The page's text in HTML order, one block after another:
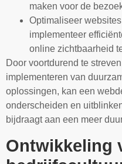
maken voor de
Optimaliseer
implementeer
online zichtbaarheid
Door voortdurend te
implementeren van
oplossingen, kan een
onderscheiden en
bijdraagt aan een meer
Ontwikkeling